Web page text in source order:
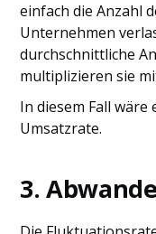
einfach die Anzahl
Unternehmen
durchschnittliche
multiplizieren sie
In diesem Fall wäre
Umsatzrate.
3.